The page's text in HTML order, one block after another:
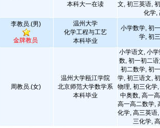
本科大一在读
文, 初三英语,
化学,
李教员.(男)
金牌教员
温州大学
化学工程与工艺
本科毕业
小学数学, 初
学, 初
周教员.(女)
温州大学瓯江学院
北京师范大学数学系
本科毕业
小学语文, 小
数, 初一初二
初二数学, 初
学, 初三语文,
物理, 初三化学
中奥数, 高一
高一高二数学,
化学, 高三英语
三化学,